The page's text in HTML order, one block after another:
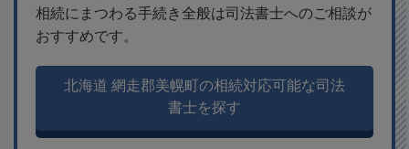
相続にまつわる手続き全般は司法書士へのご相談が
おすすめです。
北海道 網走郡美幌町の相続対応可能な司法
書士を探す